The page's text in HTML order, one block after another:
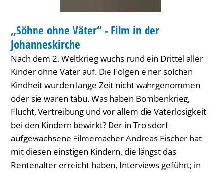
Johanneskirche
KATEGORIE: FILMABEND
„Söhne ohne Väter“ - Film in der
Johanneskirche
Nach dem 2. Weltkrieg wuchs rund ein Drittel aller
Kinder ohne Vater auf. Die Folgen einer solchen
Kindheit wurden lange Zeit nicht wahrgenommen
oder sie waren tabu. Was haben Bombenkrieg,
Flucht, Vertreibung und vor allem die Vaterlosigkeit
bei den Kindern bewirkt? Der in Troisdorf
aufgewachsene Filmemacher Andreas Fischer hat
mit diesen einstigen Kindern, die längst das
Rentenalter erreicht haben, Interviews geführt; in